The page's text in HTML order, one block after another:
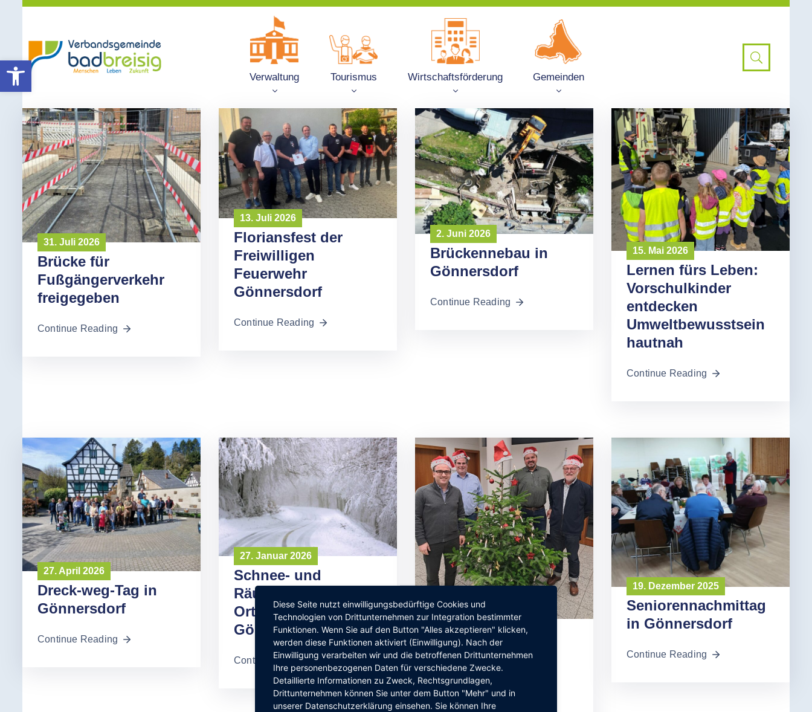
Werkzeugleiste öffnen
Verwaltung Tourismus Wirtschaftsförderung Gemeinden
31. Juli 2026
Brücke für
Fußgängerverkehr
freigegeben
Continue Reading
13. Juli 2026
Floriansfest der
Freiwilligen
Feuerwehr
Gönnersdorf
Continue Reading
2. Juni 2026
Brückennebau in
Gönnersdorf
Continue Reading
15. Mai 2026
Lernen fürs Leben:
Vorschulkinder
entdecken
Umweltbewusstsein
hautnah
Continue Reading
27. April 2026
Dreck-weg-Tag in
Gönnersdorf
Continue Reading
27. Januar 2026
Schnee- und
Räumpflicht in der
Ortsgemeinde
Gönnersdorf
Continue Reading
23. Dezember 2025
Gedanken und
Wünsche zum
Jahreswechsel
2025/2026
19. Dezember 2025
Seniorennachmittag
in Gönnersdorf
Continue Reading
Diese Seite nutzt einwilligungsbedürftige Cookies und
Technologien von Drittunternehmen zur Integration bestimmter
Funktionen. Wenn Sie auf den Button "Alles akzeptieren" klicken,
werden diese Funktionen aktiviert (Einwilligung). Nach der
Einwilligung verarbeiten wir und die betroffenen Drittunternehmen
Ihre personenbezogenen Daten für verschiedene Zwecke.
Detaillierte Informationen zu Zweck, Rechtsgrundlagen,
Drittunternehmen können Sie unter dem Button "Mehr" und in
unserer Datenschutzerklärung einsehen. Sie können Ihre